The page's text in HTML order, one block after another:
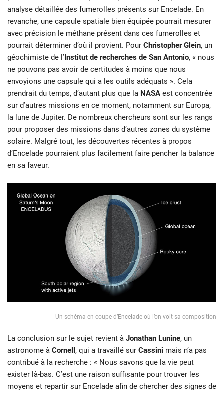
analyse détaillée des fumerolles présents sur Encelade. En
revanche, une capsule spatiale bien équipée pourrait mesurer
avec précision le méthane présent dans ces fumerolles et
pourrait déterminer d’où il provient. Pour Christopher Glein, un
géochimiste de l’ Institut de recherches de San Antonio, « nous
ne pouvons pas avoir de certitudes à moins que nous
envoyions une capsule qui a les outils adéquats ». Cela
prendrait du temps, d’autant plus que la NASA est concentrée
sur d’autres missions en ce moment, notamment sur Europa,
la lune de Jupiter. De nombreux chercheurs sont sur les rangs
pour proposer des missions dans d’autres zones du système
solaire. Malgré tout, les découvertes récentes à propos
d’Encelade pourraient plus facilement faire pencher la balance
en sa faveur.
Un schéma en coupe d’Encelade où l’on voit sa composition
La conclusion sur le sujet revient à Jonathan Lunine, un
astronome à Cornell , qui a travaillé sur Cassini mais n’a pas
contribué à la recherche : « Nous savons que la vie peut
exister là-bas. C’est une raison suffisante pour trouver les
moyens et repartir sur Encelade afin de chercher des signes de